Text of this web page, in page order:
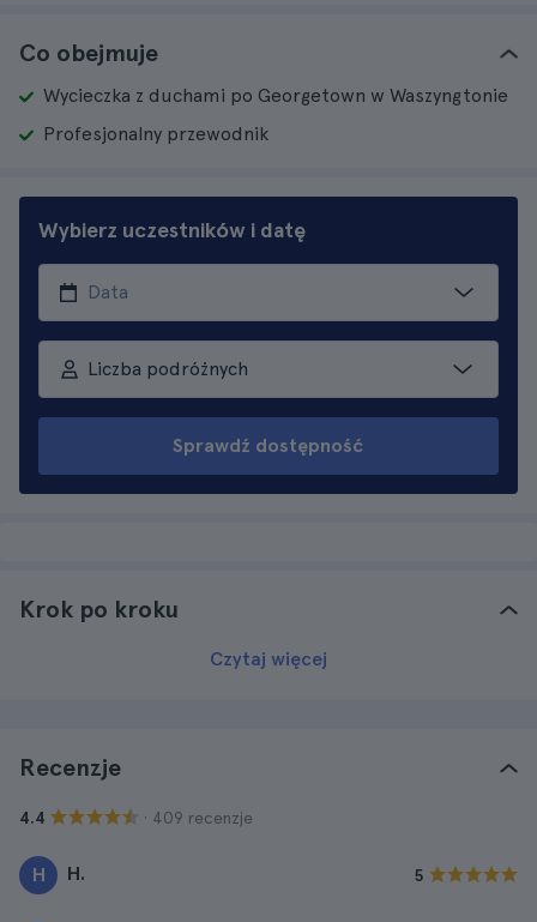
Co obejmuje
Wycieczka z duchami po Georgetown w Waszyngtonie
Profesjonalny przewodnik
Wybierz uczestników i datę
Liczba podróżnych
Sprawdź dostępność
Krok po kroku
Czytaj więcej
Recenzje
4.4 · 409 recenzje
H H. 5